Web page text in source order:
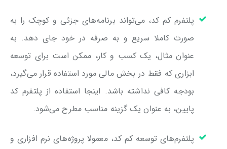
پلتفرم کم کد، می‌تواند برنامه‌های جزئی و کوچک را به
صورت کاملا سریع و به صرفه در خود جای دهد. به
عنوان مثال، یک کسب و کار، ممکن است برای توسعه
ابزاری که فقط در بخش مالی مورد استفاده قرار می‌گیرد،
بودجه کافی نداشته باشد. اینجا استفاده از پلتفرم کد
پایین، به عنوان یک گزینه مناسب مطرح می‌شود.
پلتفرم‌های توسعه کم کد، معمولا پروژه‌های نرم افزاری و